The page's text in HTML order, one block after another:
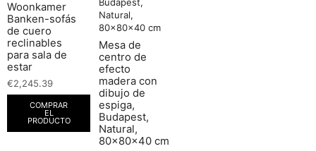
Woonkamer
Banken-sofás
de cuero
reclinables
para sala de
estar
€2,245.39
COMPRAR
EL
PRODUCTO
Mesa de
centro de
efecto
madera con
dibujo de
espiga,
Budapest,
Natural,
80x80x40 cm